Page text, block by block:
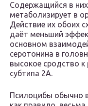
Содержащийся в
метаболизирует в
Действие их обоих
даёт меньший
основном
серотонина в
высокое сродство
субтипа 2А.
Псилоцибы обычно